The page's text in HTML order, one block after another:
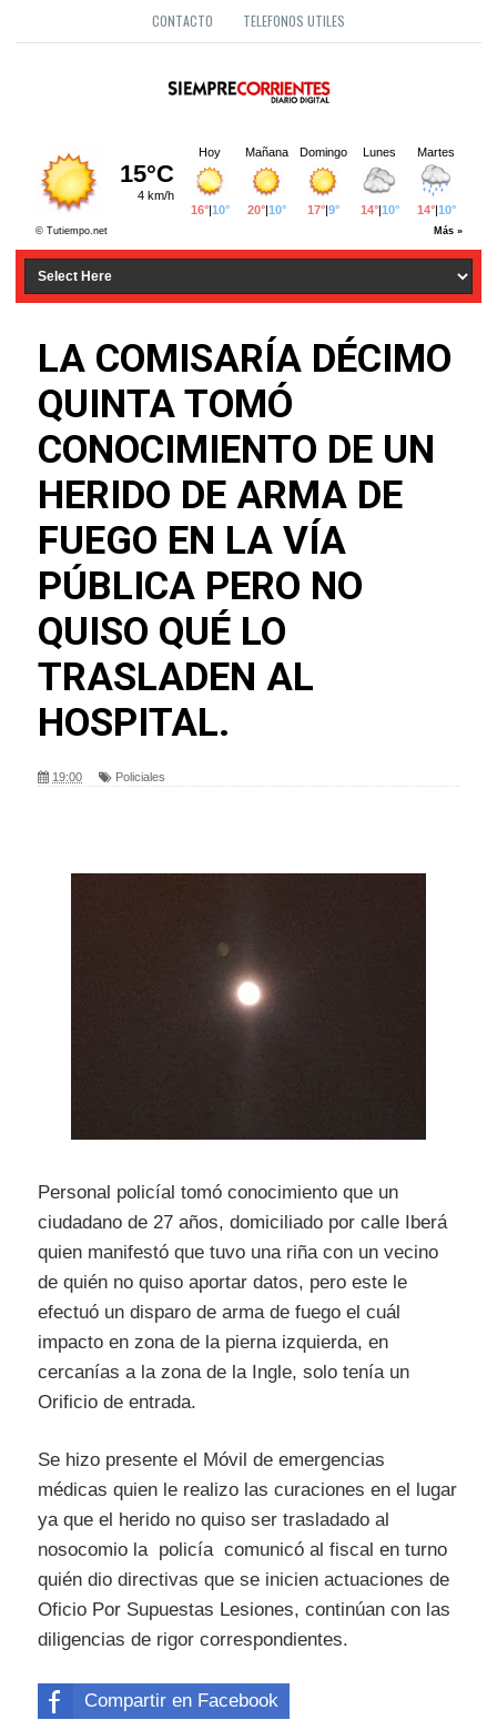
CONTACTO TELEFONOS UTILES
LA COMISARÍA DÉCIMO
QUINTA TOMÓ
CONOCIMIENTO DE UN
HERIDO DE ARMA DE
FUEGO EN LA VÍA
PÚBLICA PERO NO
QUISO QUÉ LO
TRASLADEN AL
HOSPITAL.
19:00 Policiales
Personal policíal tomó conocimiento que un
ciudadano de 27 años, domiciliado por calle Iberá
quien manifestó que tuvo una riña con un vecino
de quién no quiso aportar datos, pero este le
efectuó un disparo de arma de fuego el cuál
impacto en zona de la pierna izquierda, en
cercanías a la zona de la Ingle, solo tenía un
Orificio de entrada.
Se hizo presente el Móvil de emergencias
médicas quien le realizo las curaciones en el lugar
ya que el herido no quiso ser trasladado al
nosocomio la policía comunicó al fiscal en turno
quién dio directivas que se inicien actuaciones de
Oficio Por Supuestas Lesiones, continúan con las
diligencias de rigor correspondientes.
Compartir en Facebook